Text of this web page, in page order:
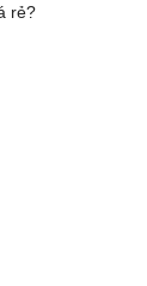
rẻ?